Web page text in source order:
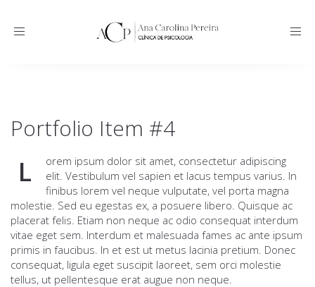
Toggle
Portfolio Item #4
L
orem ipsum dolor sit amet, consectetur adipiscing
elit. Vestibulum vel sapien et lacus tempus varius. In
finibus lorem vel neque vulputate, vel porta magna
molestie. Sed eu egestas ex, a posuere libero. Quisque ac
placerat felis. Etiam non neque ac odio consequat interdum
vitae eget sem. Interdum et malesuada fames ac ante ipsum
primis in faucibus. In et est ut metus lacinia pretium. Donec
consequat, ligula eget suscipit laoreet, sem orci molestie
tellus, ut pellentesque erat augue non neque.